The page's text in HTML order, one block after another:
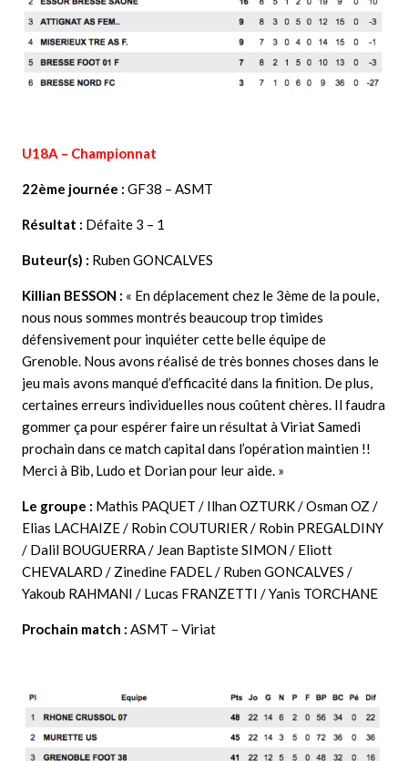
U18A – Championnat
22ème journée : GF38 – ASMT
Résultat : Défaite 3 – 1
Buteur(s) : Ruben GONCALVES
Killian BESSON : « En déplacement chez le 3ème de la poule,
nous nous sommes montrés beaucoup trop timides
défensivement pour inquiéter cette belle équipe de
Grenoble. Nous avons réalisé de très bonnes choses dans le
jeu mais avons manqué d’efficacité dans la finition. De plus,
certaines erreurs individuelles nous coûtent chères. Il faudra
gommer ça pour espérer faire un résultat à Viriat Samedi
prochain dans ce match capital dans l’opération maintien !!
Merci à Bib, Ludo et Dorian pour leur aide. »
Le groupe : Mathis PAQUET / Ilhan OZTURK / Osman OZ /
Elias LACHAIZE / Robin COUTURIER / Robin PREGALDINY
/ Dalil BOUGUERRA / Jean Baptiste SIMON / Eliott
CHEVALARD / Zinedine FADEL / Ruben GONCALVES /
Yakoub RAHMANI / Lucas FRANZETTI / Yanis TORCHANE
Prochain match : ASMT – Viriat